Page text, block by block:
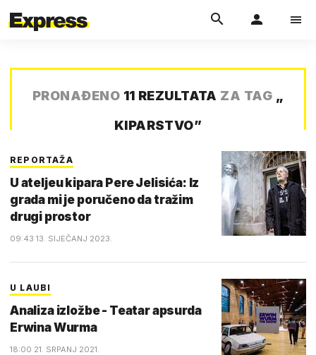
PRONAĐENO 11 REZULTATA ZA TAG „
KIPARSTVO”
REPORTAŽA
U ateljeu kipara Pere Jelisića: Iz
grada mi je poručeno da tražim
drugi prostor
09:43 13. SIJEČANJ 2023.
U LAUBI
Analiza izložbe - Teatar apsurda
Erwina Wurma
18:00 21. SRPANJ 2021.